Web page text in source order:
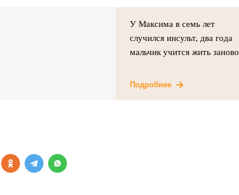
У Максима в семь лет
случился инсульт, два года
мальчик учится жить заново
Подробнее